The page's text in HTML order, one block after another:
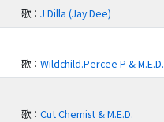
歌 ：J Dilla (Jay Dee)
歌 ：Wildchild.Percee P & M.E.D.
歌 ：Cut Chemist & M.E.D.